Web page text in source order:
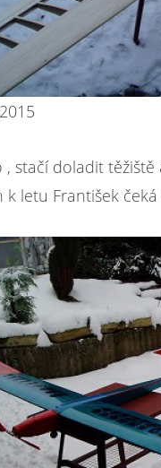
, stačí doladit
k letu František